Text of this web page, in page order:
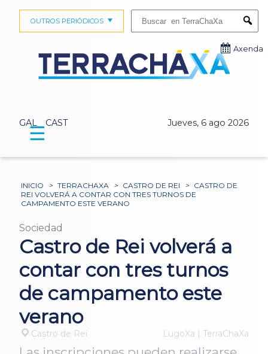
GAL CAST Jueves, 6 ago 2026
OUTROS PERIÓDICOS
Axenda
☰
INICIO > TERRACHAXA > CASTRO DE REI > CASTRO DE
REI VOLVERÁ A CONTAR CON TRES TURNOS DE
CAMPAMENTO ESTE VERANO
Sociedad
Castro de Rei volverá a
contar con tres turnos
de campamento este
verano
Castro de Rei LugoXa | TerraChaXa